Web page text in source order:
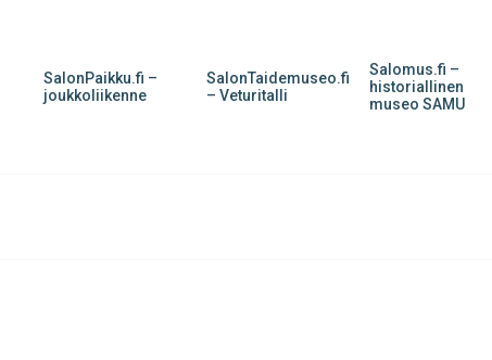
SalonPaikku.fi –
joukkoliikenne
SalonTaidemuseo.fi
– Veturitalli
Salomus.fi –
historiallinen
museo SAMU